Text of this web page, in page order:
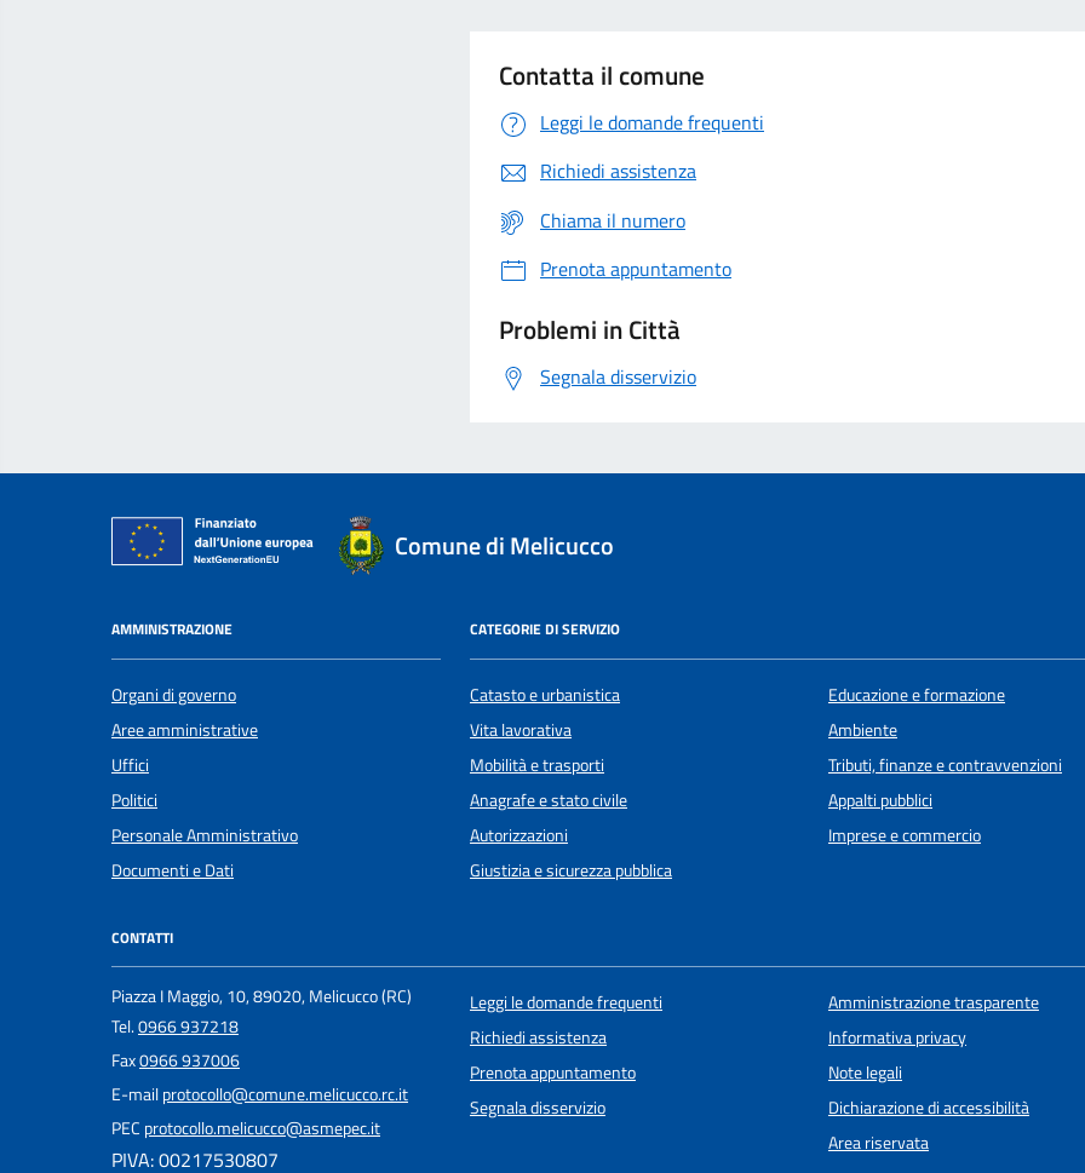
Contatta il comune
Leggi le domande frequenti
Richiedi assistenza
Chiama il numero
Prenota appuntamento
Problemi in Città
Segnala disservizio
Comune di Melicucco
AMMINISTRAZIONE
Organi di governo
Aree amministrative
Uffici
Politici
Personale Amministrativo
Documenti e Dati
CATEGORIE DI SERVIZIO
Catasto e urbanistica
Vita lavorativa
Mobilità e trasporti
Anagrafe e stato civile
Autorizzazioni
Giustizia e sicurezza pubblica
Educazione e formazione
Ambiente
Tributi, finanze e contravvenzioni
Appalti pubblici
Imprese e commercio
CONTATTI
Piazza I Maggio, 10, 89020, Melicucco (RC)
Tel.0966 937218
Fax0966 937006
E-mailprotocollo@comune.melicucco.rc.it
PEC protocollo.melicucco@asmepec.it
PIVA: 00217530807
Leggi le domande frequenti
Richiedi assistenza
Prenota appuntamento
Segnala disservizio
Amministrazione trasparente
Informativa privacy
Note legali
Dichiarazione di accessibilità
Area riservata